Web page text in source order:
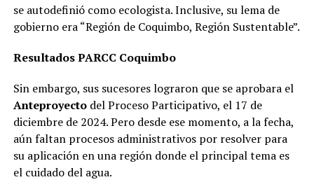
se autodefinió como ecologista. Inclusive, su lema de
gobierno era “Región de Coquimbo, Región Sustentable”.
Resultados PARCC Coquimbo
Sin embargo, sus sucesores lograron que se aprobara el
Anteproyectodel Proceso Participativo, el 17 de
diciembre de 2024. Pero desde ese momento, a la fecha,
aún faltan procesos administrativos por resolver para
su aplicación en una región donde el principal tema es
el cuidado del agua.